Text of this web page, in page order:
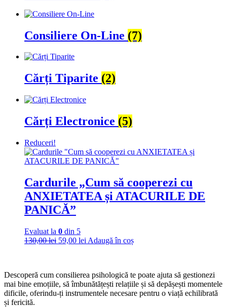
Consiliere On-Line (7)
Cărți Tiparite (2)
Cărți Electronice (5)
Reduceri!
Cardurile „Cum să cooperezi cu
ANXIETATEA și ATACURILE DE
PANICĂ”
Evaluat la 0 din 5
130,00lei Prețul
130,00 lei.
59,00 lei Prețul
Adaugă în coș
Descoperă cum consilierea psihologică te poate ajuta să gestionezi
mai bine emoțiile, să îmbunătățești relațiile și să depășești momentele
dificile, oferindu-ți instrumentele necesare pentru o viață echilibrată
și fericită.